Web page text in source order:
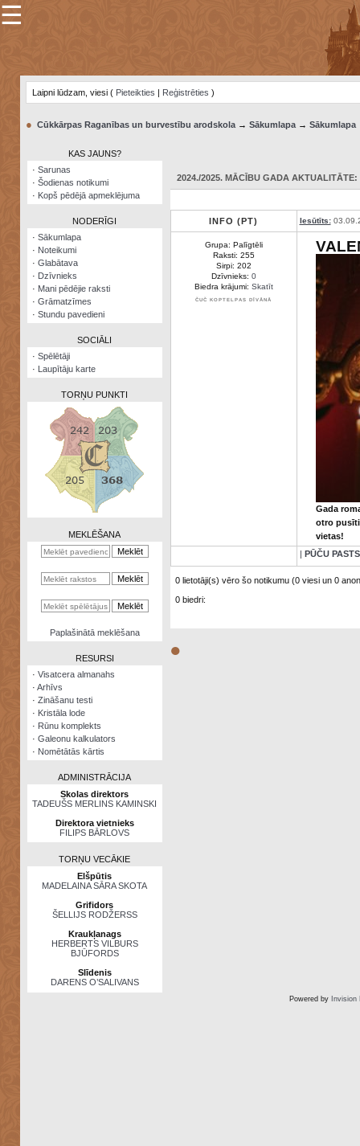
×
Šodienas
notikumi
Visatcera
almanahs
Arhīvs
Zināšanu
kalkulators
Nomētātās
☰
Laipni lūdzam, viesi ( Pieteikties | Reģistrēties )
● Cūkkārpas Raganības un burvestību arodskola→ Sākumlapa→ Sākumlapa
KAS JAUNS?
· Sarunas
· Šodienas notikumi
· Kopš pēdējā apmeklējuma
NODERĪGI
· Sākumlapa
· Noteikumi
· Glabātava
· Dzīvnieks
· Mani pēdējie raksti
· Grāmatzīmes
· Stundu pavedieni
SOCIĀLI
· Spēlētāji
· Laupītāju karte
TORŅU PUNKTI
MEKLĒŠANA
Paplašinātā meklēšana
RESURSI
· Visatcera almanahs
· Arhīvs
· Zināšanu testi
· Kristāla lode
· Rūnu komplekts
· Galeonu kalkulators
· Nomētātās kārtis
ADMINISTRĀCIJA
Skolas direktors
TADEUŠS MERLINS KAMINSKI
Direktora vietnieks
FILIPS BĀRLOVS
TORŅU VECĀKIE
Elšpūtis
MADELAINA SĀRA SKOTA
Grifidors
ŠELLIJS RODŽERSS
Kraukļanags
HERBERTS VILBURS
BJŪFORDS
Slīdenis
DARENS O’SALIVANS
2024./2025. MĀCĪBU GADA AKTUALITĀTE:
INFO (PT) Iesūtīts:
Grupa: Palīgtēli
Raksti: 255
Sirpi: 202
Dzīvnieks: 0
Biedra krājumi: Skatīt
ČUČ KOPTELPAS DĪVĀNĀ
Gada
otro
vietas!
| PŪČU PASTS
0 lietotāji(s) vēro šo notikumu (0 viesi un 0
0 biedri:
●
Powered by Invision